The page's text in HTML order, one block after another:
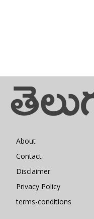
About
Contact
Disclaimer
Privacy Policy
terms-conditions